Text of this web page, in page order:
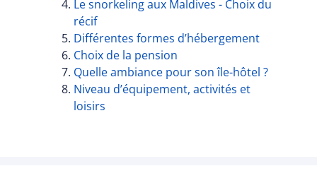
Le snorkeling aux Maldives - Choix du
récif
Différentes formes d’hébergement
Choix de la pension
Quelle ambiance pour son île-hôtel ?
Niveau d’équipement, activités et
loisirs